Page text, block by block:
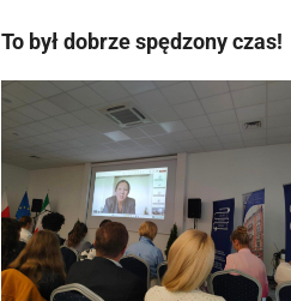
To był dobrze spędzony czas!